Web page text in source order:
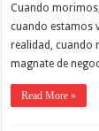
Cuando
cuando estamos
realidad, cuando
magnate de
Read More »